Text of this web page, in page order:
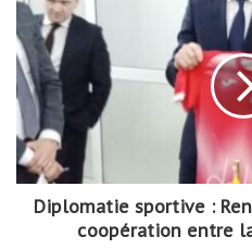
Diplomatie sportive :
coopération entre